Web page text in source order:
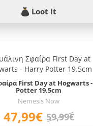
Loot it
First Day at Hogwarts
Potter 19.5cm
Nemesis Now
47,99€ 59,99€